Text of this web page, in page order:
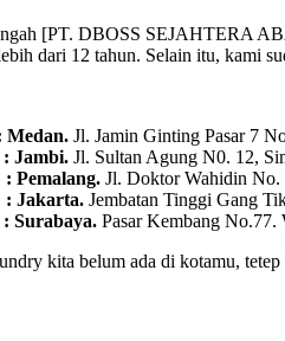
[PT. DBOSS SEJAHTERA
dari 12 tahun. Selain itu, kami
Medan. Jl. Jamin Ginting Pasar 7
Jl. Sultan Agung N0. 12,
Jl. Doktor Wahidin No.
Jembatan Tinggi Gang
Pasar Kembang No.77.
kita belum ada di kotamu,